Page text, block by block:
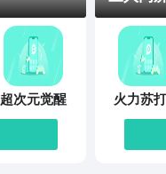
超次元觉醒
火力苏